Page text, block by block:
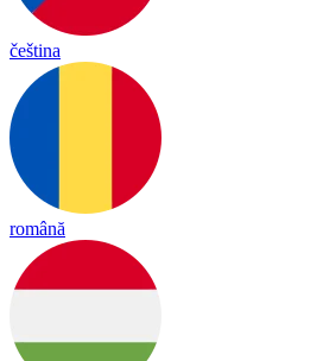
čeština
română